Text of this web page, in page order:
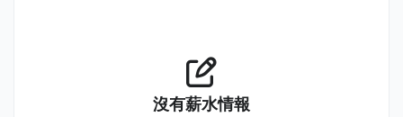
沒有薪水情報